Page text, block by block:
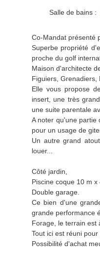
Salle de bains :
Co-Mandat présenté
Superbe propriété
proche du golf
Maison d'architecte
Figuiers, Grenadiers,
Elle vous propose
insert, une très
une suite parentale
A noter qu'une partie
pour un usage de
Un autre grand
louer...
Côté jardin,
Piscine coque 10 m
Double garage.
Ce bien d'une
grande performance
Forage, le terrain est
Tout ici est réuni
Possibilité d'achat